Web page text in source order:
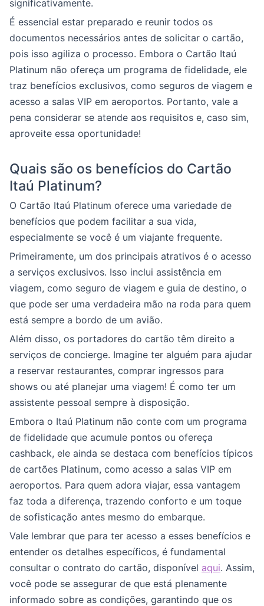
significativamente.
É essencial estar preparado e reunir todos os
documentos necessários antes de solicitar o cartão,
pois isso agiliza o processo. Embora o Cartão Itaú
Platinum não ofereça um programa de fidelidade, ele
traz benefícios exclusivos, como seguros de viagem e
acesso a salas VIP em aeroportos. Portanto, vale a
pena considerar se atende aos requisitos e, caso sim,
aproveite essa oportunidade!
Quais são os benefícios do Cartão
Itaú Platinum?
O Cartão Itaú Platinum oferece uma variedade de
benefícios que podem facilitar a sua vida,
especialmente se você é um viajante frequente.
Primeiramente, um dos principais atrativos é o acesso
a serviços exclusivos. Isso inclui assistência em
viagem, como seguro de viagem e guia de destino, o
que pode ser uma verdadeira mão na roda para quem
está sempre a bordo de um avião.
Além disso, os portadores do cartão têm direito a
serviços de concierge. Imagine ter alguém para ajudar
a reservar restaurantes, comprar ingressos para
shows ou até planejar uma viagem! É como ter um
assistente pessoal sempre à disposição.
Embora o Itaú Platinum não conte com um programa
de fidelidade que acumule pontos ou ofereça
cashback, ele ainda se destaca com benefícios típicos
de cartões Platinum, como acesso a salas VIP em
aeroportos. Para quem adora viajar, essa vantagem
faz toda a diferença, trazendo conforto e um toque
de sofisticação antes mesmo do embarque.
Vale lembrar que para ter acesso a esses benefícios e
entender os detalhes específicos, é fundamental
consultar o contrato do cartão, disponível aqui. Assim,
você pode se assegurar de que está plenamente
informado sobre as condições, garantindo que os